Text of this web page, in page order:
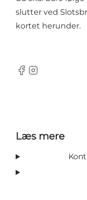
slutter ved
kortet herunder.
Facebook
Instagram
Læs mere